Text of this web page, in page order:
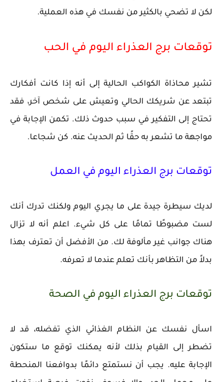
لكن لا تضحي بالكثير من نفسك في هذه العملية.
توقعات برج العذراء اليوم في الحب
تشير محاذاة الكواكب الحالية إلى أنه إذا كانت أفكارك
تبتعد عن شريكك الحالي وتعيش على شخص آخر، فقد
تحتاج إلى التفكير في سبب حدوث ذلك. تكمن الإجابة في
مواجهة ما تشعر به حقًا ثم الحديث عنه. كن شجاعا.
توقعات برج العذراء اليوم في العمل
لديك سيطرة جيدة على ما يجري اليوم ولكنك تدرك أنك
لست مضبوطًا تمامًا على كل شيء. اعلم أنه لا تزال
هناك جوانب غير مألوفة لك. من الأفضل أن تعترف بهذا
بدلاً من التظاهر بأنك تعلم عندما لا تعرفه.
توقعات برج العذراء اليوم في الصحة
اسأل نفسك عن النظام الغذائي الذي تفضله، قد لا
تضطر إلى القيام بذلك لأنه يمكنك توقع ما ستكون
الإجابة عليه. يجب أن نستمتع دائمًا بدوافعنا المنحطة